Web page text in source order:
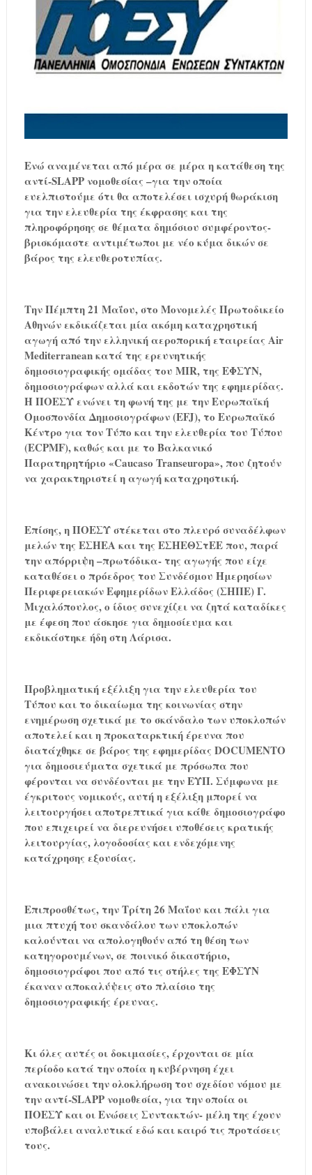
Ενώ αναμένεται από μέρα σε μέρα η κατάθεση της
αντί-SLAPP νομοθεσίας –για την οποία
ευελπιστούμε ότι θα αποτελέσει ισχυρή θωράκιση
για την ελευθερία της έκφρασης και της
πληροφόρησης σε θέματα δημόσιου συμφέροντος-
βρισκόμαστε αντιμέτωποι με νέο κύμα δικών σε
βάρος της ελευθεροτυπίας.
Την Πέμπτη 21 Μαΐου, στο Μονομελές Πρωτοδικείο
Αθηνών εκδικάζεται μία ακόμη καταχρηστική
αγωγή από την ελληνική αεροπορική εταιρείας Air
Mediterranean κατά της ερευνητικής
δημοσιογραφικής ομάδας του MIR, της ΕΦΣΥΝ,
δημοσιογράφων αλλά και εκδοτών της εφημερίδας.
Η ΠΟΕΣΥ ενώνει τη φωνή της με την Ευρωπαϊκή
Ομοσπονδία Δημοσιογράφων (EFJ), το Ευρωπαϊκό
Κέντρο για τον Τύπο και την ελευθερία του Τύπου
(ECPMF), καθώς και με το Βαλκανικό
Παρατηρητήριο «Caucaso Transeuropa», που ζητούν
να χαρακτηριστεί η αγωγή καταχρηστική.
Επίσης, η ΠΟΕΣΥ στέκεται στο πλευρό συναδέλφων
μελών της ΕΣΗΕΑ και της ΕΣΗΕΘΣτΕΕ που, παρά
την απόρριψη –πρωτόδικα- της αγωγής που είχε
καταθέσει ο πρόεδρος του Συνδέσμου Ημερησίων
Περιφερειακών Εφημερίδων Ελλάδος (ΣΗΠΕ) Γ.
Μιχαλόπουλος, ο ίδιος συνεχίζει να ζητά καταδίκες
με έφεση που άσκησε για δημοσίευμα και
εκδικάστηκε ήδη στη Λάρισα.
Προβληματική εξέλιξη για την ελευθερία του
Τύπου και το δικαίωμα της κοινωνίας στην
ενημέρωση σχετικά με το σκάνδαλο των υποκλοπών
αποτελεί και η προκαταρκτική έρευνα που
διατάχθηκε σε βάρος της εφημερίδας DOCUMENTO
για δημοσιεύματα σχετικά με πρόσωπα που
φέρονται να συνδέονται με την ΕΥΠ. Σύμφωνα με
έγκριτους νομικούς, αυτή η εξέλιξη μπορεί να
λειτουργήσει αποτρεπτικά για κάθε δημοσιογράφο
που επιχειρεί να διερευνήσει υποθέσεις κρατικής
λειτουργίας, λογοδοσίας και ενδεχόμενης
κατάχρησης εξουσίας.
Επιπροσθέτως, την Τρίτη 26 Μαΐου και πάλι για
μια πτυχή του σκανδάλου των υποκλοπών
καλούνται να απολογηθούν από τη θέση των
κατηγορουμένων, σε ποινικό δικαστήριο,
δημοσιογράφοι που από τις στήλες της ΕΦΣΥΝ
έκαναν αποκαλύψεις στο πλαίσιο της
δημοσιογραφικής έρευνας.
Κι όλες αυτές οι δοκιμασίες, έρχονται σε μία
περίοδο κατά την οποία η κυβέρνηση έχει
ανακοινώσει την ολοκλήρωση του σχεδίου νόμου με
την αντί-SLAPP νομοθεσία, για την οποία οι
ΠΟΕΣΥ και οι Ενώσεις Συντακτών- μέλη της έχουν
υποβάλει αναλυτικά εδώ και καιρό τις προτάσεις
τους.